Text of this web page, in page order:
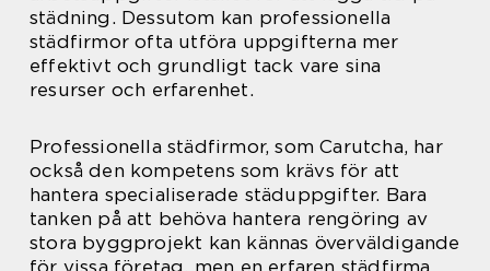
städning. Dessutom kan professionella
städfirmor ofta utföra uppgifterna mer
effektivt och grundligt tack vare sina
resurser och erfarenhet.
Professionella städfirmor, som Carutcha, har
också den kompetens som krävs för att
hantera specialiserade städuppgifter. Bara
tanken på att behöva hantera rengöring av
stora byggprojekt kan kännas överväldigande
för vissa företag, men en erfaren städfirma